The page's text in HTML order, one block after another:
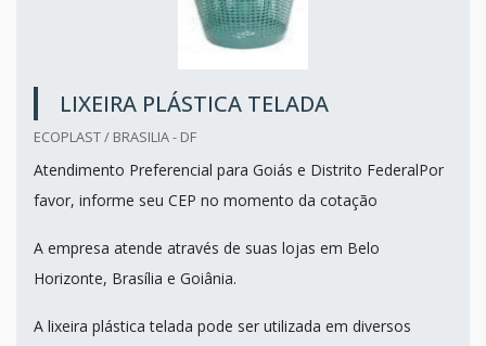
LIXEIRA PLÁSTICA TELADA
ECOPLAST / BRASILIA - DF
Atendimento Preferencial para Goiás e Distrito FederalPor
favor, informe seu CEP no momento da cotação
A empresa atende através de suas lojas em Belo
Horizonte, Brasília e Goiânia.
A lixeira plástica telada pode ser utilizada em diversos